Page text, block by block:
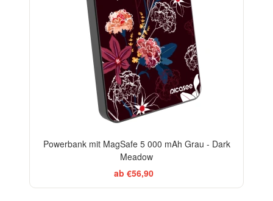
Powerbank mit MagSafe 5 000 mAh Grau - Dark
Meadow
ab €56,90